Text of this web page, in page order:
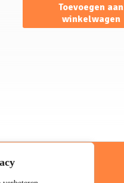
Toevoegen aan
winkelwagen